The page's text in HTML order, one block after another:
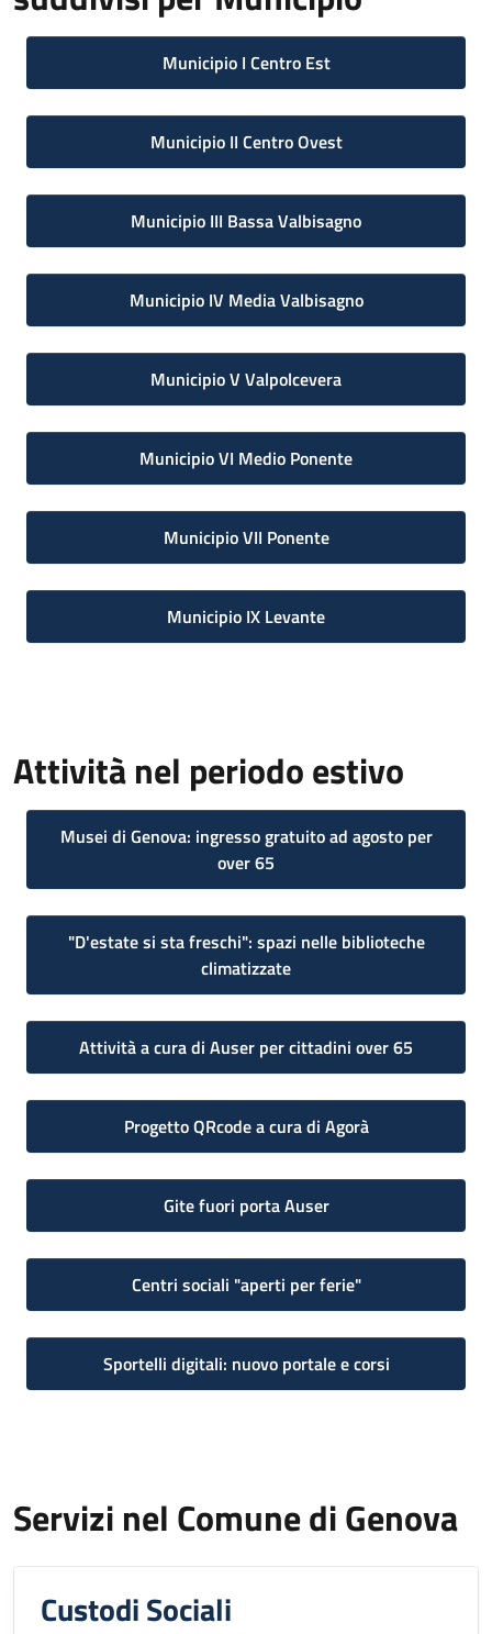
Municipio I Centro Est
Municipio II Centro Ovest
Municipio III Bassa Valbisagno
Municipio IV Media Valbisagno
Municipio V Valpolcevera
Municipio VI Medio Ponente
Municipio VII Ponente
Municipio IX Levante
Attività nel periodo estivo
Musei di Genova: ingresso gratuito ad agosto per
over 65
"D'estate si sta freschi": spazi nelle biblioteche
climatizzate
Attività a cura di Auser per cittadini over 65
Progetto QRcode a cura di Agorà
Gite fuori porta Auser
Centri sociali "aperti per ferie"
Sportelli digitali: nuovo portale e corsi
Servizi nel Comune di Genova
Custodi Sociali